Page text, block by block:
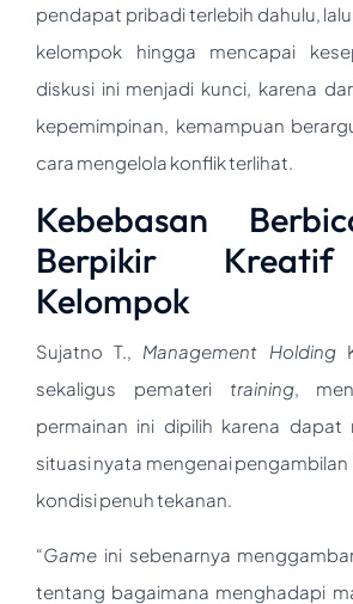
pendapat pribadi terlebih dahulu,
kelompok hingga mencapai
diskusi ini menjadi kunci, karena
kepemimpinan, kemampuan
cara mengelola konflik terlihat.
Kebebasan
Berpikir
Kelompok
Sujatno T., Management Holding
sekaligus pemateri training,
permainan ini dipilih karena dapat
situasi nyata mengenai
kondisi penuh tekanan.
“Game ini sebenarnya
tentang bagaimana menghadapi